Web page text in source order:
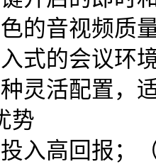
色的音视频质
入式的会议环
种灵活配置，
势
投入高回报；